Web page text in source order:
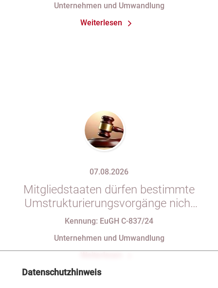
Unternehmen und Umwandlung
Weiterlesen
07.08.2026
Mitgliedstaaten dürfen bestimmte
Umstrukturierungsvorgänge nicht
mit indirekten Steuern belasten
Kennung: EuGH C-837/24
Unternehmen und Umwandlung
Datenschutzhinweis